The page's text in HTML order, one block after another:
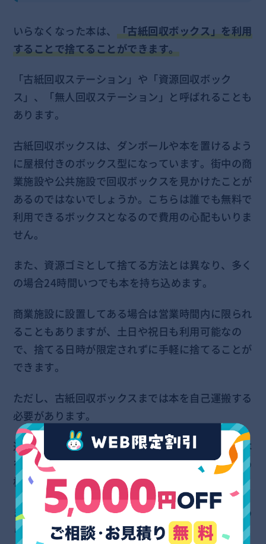
いらなくなった本は、 「古紙回収ボックス」を利用
することで捨てることができます。
「古紙回収ステーション」や「資源回収ボック
ス」、「無人回収ステーション」と呼ばれることも
あります。
古紙回収ボックスは、ダンボールや本を置けるよう
に屋根付きのボックス型になっています。街中の商
業施設や公共施設で回収ボックスを見かけたことが
あるのではないでしょうか。こちらは誰でも無料で
利用できるボックスとなるので費用の心配もいりま
せん。
また、資源ゴミとして捨てる方法とは異なり、多く
の場合24時間いつでも本を持ち込めます。
商業施設に設置してある場合は営業時間内に限られ
ることもありますが、土日や祝日も利用可能なの
で、捨てる日時が限定されずに手軽に捨てることが
できます。
ただし、古紙回収ボックスまでは本を自己運搬する
必要があります。
近場にボックスが設置されていない場合、大量の本
をまとめて運搬することは大変な重労働となるため
検討が必要です。
また、ボックスに投入してよい本の量に制限が定め
られている場合や、ダンボールのみの回収しかおこ